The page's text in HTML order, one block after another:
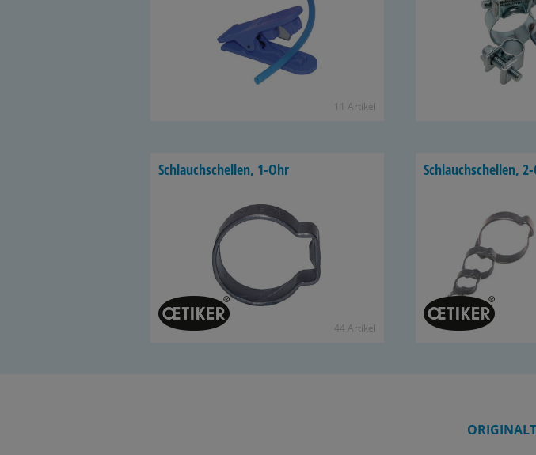
11 Ar­ti­kel
Schlauch­schel­len, 1-Ohr
44 Ar­ti­kel
Schlauch­schel­len,